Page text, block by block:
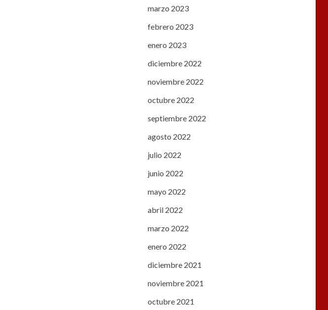
marzo 2023
febrero 2023
enero 2023
diciembre 2022
noviembre 2022
octubre 2022
septiembre 2022
agosto 2022
julio 2022
junio 2022
mayo 2022
abril 2022
marzo 2022
enero 2022
diciembre 2021
noviembre 2021
octubre 2021